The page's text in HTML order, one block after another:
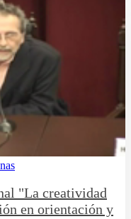
"La creatividad
en orientación y